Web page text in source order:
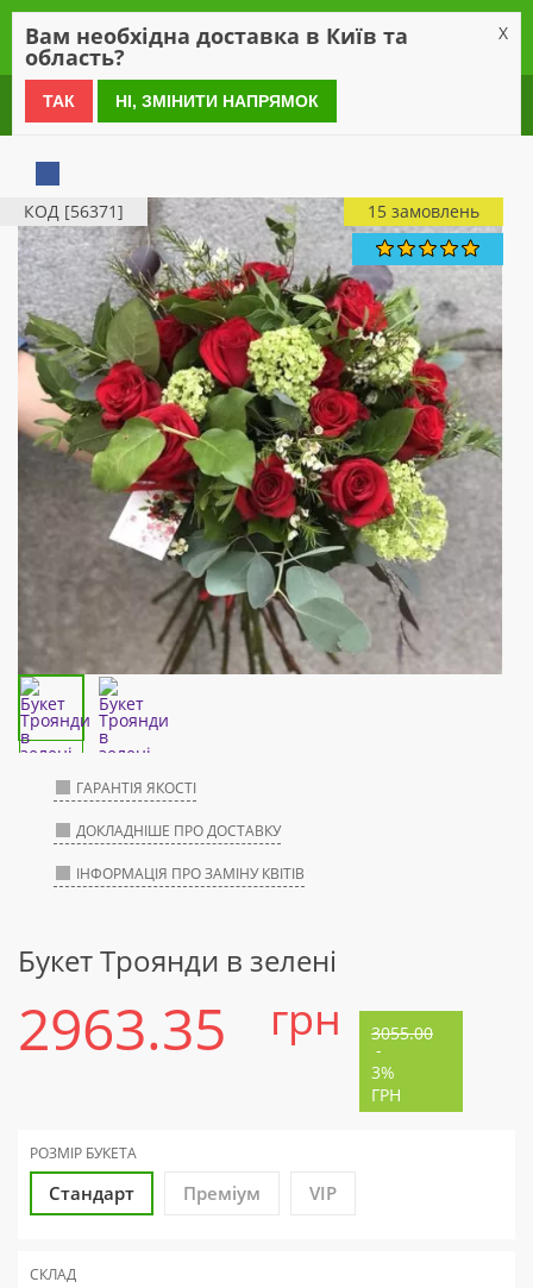
0 800 21 54 55
КОД [56371] 15 замовлень
ГАРАНТІЯ ЯКОСТІ
ДОКЛАДНІШЕ ПРО ДОСТАВКУ
ІНФОРМАЦІЯ ПРО ЗАМІНУ КВІТІВ
Букет Троянди в зелені
2963.35 грн 3055.00
-
3%
ГРН
РОЗМІР БУКЕТА
Стандарт Преміум VIP
СКЛАД
Вам необхідна доставка в Київ та
область?
X
ТАК НІ, ЗМІНИТИ НАПРЯМОК